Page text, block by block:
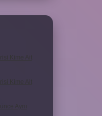
Kime Ait
Kime Ait
Aynı